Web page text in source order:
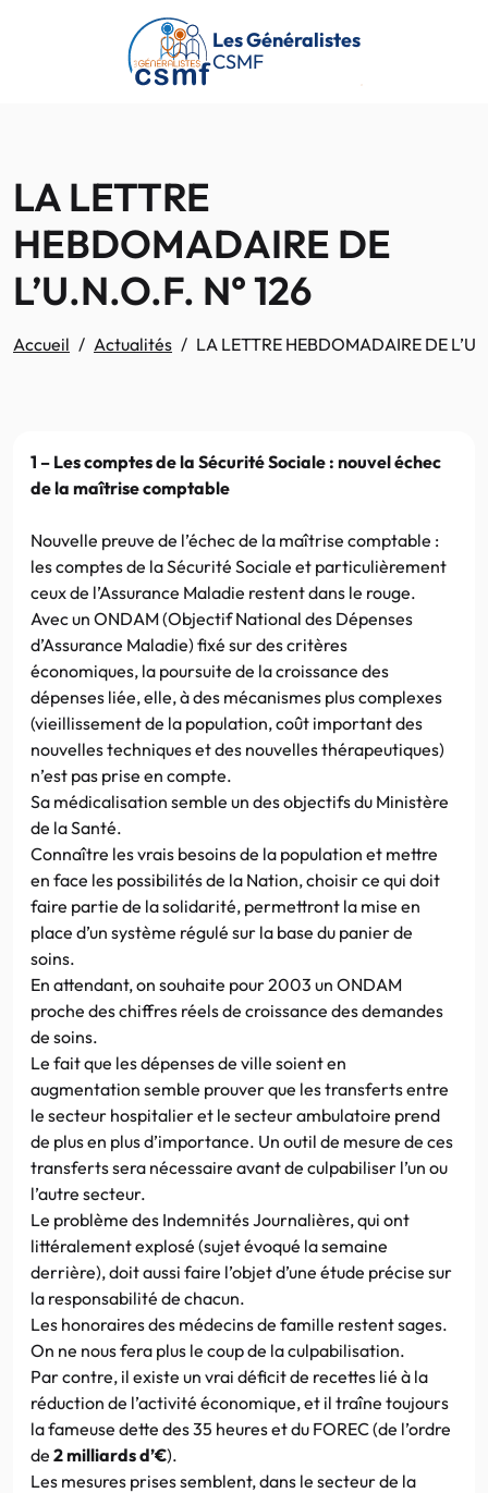
Passer au contenu principal
Les Généralistes
CSMF
LA LETTRE
HEBDOMADAIRE DE
L’U.N.O.F. N° 126
Accueil Actualités LA LETTRE HEBDOMADAIRE DE
1 – Les comptes de la Sécurité Sociale : nouvel échec
de la maîtrise comptable
Nouvelle preuve de l’échec de la maîtrise comptable :
les comptes de la Sécurité Sociale et particulièrement
ceux de l’Assurance Maladie restent dans le rouge.
Avec un ONDAM (Objectif National des Dépenses
d’Assurance Maladie) fixé sur des critères
économiques, la poursuite de la croissance des
dépenses liée, elle, à des mécanismes plus complexes
(vieillissement de la population, coût important des
nouvelles techniques et des nouvelles thérapeutiques)
n’est pas prise en compte.
Sa médicalisation semble un des objectifs du Ministère
de la Santé.
Connaître les vrais besoins de la population et mettre
en face les possibilités de la Nation, choisir ce qui doit
faire partie de la solidarité, permettront la mise en
place d’un système régulé sur la base du panier de
soins.
En attendant, on souhaite pour 2003 un ONDAM
proche des chiffres réels de croissance des demandes
de soins.
Le fait que les dépenses de ville soient en
augmentation semble prouver que les transferts entre
le secteur hospitalier et le secteur ambulatoire prend
de plus en plus d’importance. Un outil de mesure de ces
transferts sera nécessaire avant de culpabiliser l’un ou
l’autre secteur.
Le problème des Indemnités Journalières, qui ont
littéralement explosé (sujet évoqué la semaine
derrière), doit aussi faire l’objet d’une étude précise sur
la responsabilité de chacun.
Les honoraires des médecins de famille restent sages.
On ne nous fera plus le coup de la culpabilisation.
Par contre, il existe un vrai déficit de recettes lié à la
réduction de l’activité économique, et il traîne toujours
la fameuse dette des 35 heures et du FOREC (de l’ordre
de 2 milliards d’€).
Les mesures prises semblent, dans le secteur de la